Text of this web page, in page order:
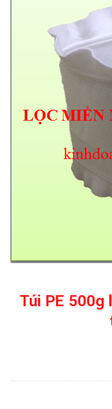
Túi PE